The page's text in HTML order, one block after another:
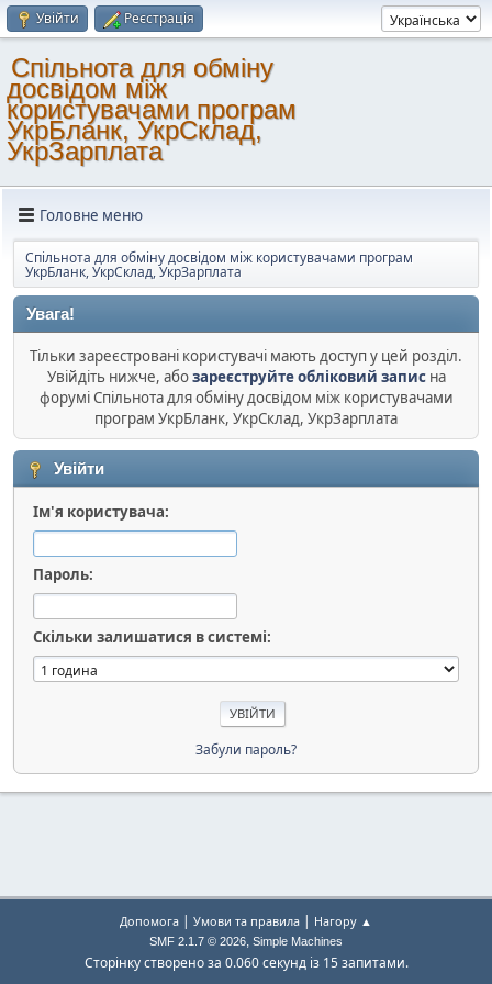
Увійти Реєстрація
Спільнота для обміну
досвідом між
користувачами програм
УкрБланк, УкрСклад,
УкрЗарплата
Головне меню
Спільнота для обміну досвідом між користувачами програм
УкрБланк, УкрСклад, УкрЗарплата
Увага!
Тільки зареєстровані користувачі мають доступ у цей розділ.
Увійдіть нижче, абозареєструйте обліковий записна
форумі Спільнота для обміну досвідом між користувачами
програм УкрБланк, УкрСклад, УкрЗарплата
Увійти
Ім'я користувача:
Пароль:
Скільки залишатися в системі:
Забули пароль?
Допомога | Умови та правила | Нагору ▲
SMF 2.1.7 © 2026, Simple Machines
Сторінку створено за 0.060 секунд із 15 запитами.